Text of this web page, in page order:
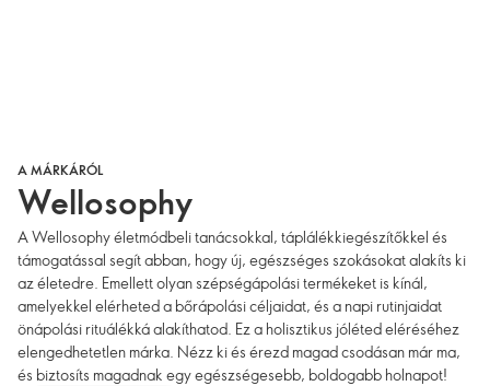
A MÁRKÁRÓL
Wellosophy
A Wellosophy életmódbeli tanácsokkal, táplálékkiegészítőkkel és
támogatással segít abban, hogy új, egészséges szokásokat alakíts ki
az életedre. Emellett olyan szépségápolási termékeket is kínál,
amelyekkel elérheted a bőrápolási céljaidat, és a napi rutinjaidat
önápolási rituálékká alakíthatod. Ez a holisztikus jóléted eléréséhez
elengedhetetlen márka. Nézz ki és érezd magad csodásan már ma,
és biztosíts magadnak egy egészségesebb, boldogabb holnapot!